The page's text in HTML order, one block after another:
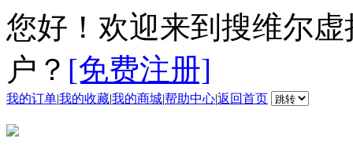
您好！欢迎来到搜维尔
户？ [免费注册]
我的订单|我的收藏|我的商城|帮助中心|返回首页